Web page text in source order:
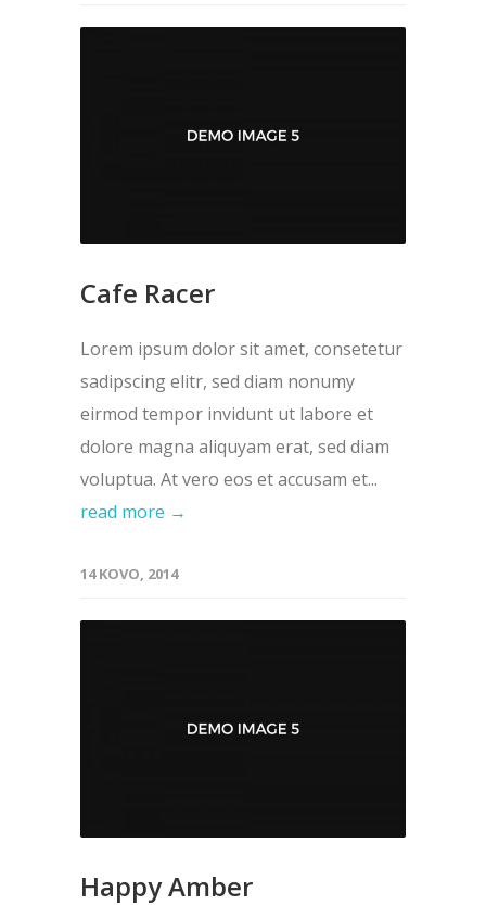
Cafe Racer
Lorem ipsum dolor sit amet, consetetur
sadipscing elitr, sed diam nonumy
eirmod tempor invidunt ut labore et
dolore magna aliquyam erat, sed diam
voluptua. At vero eos et accusam et...
read more →
14 KOVO, 2014
Happy Amber